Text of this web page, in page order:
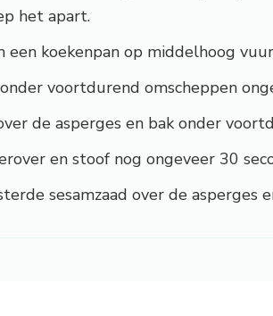
het apart.
een koekenpan op middelhoog
voortdurend omscheppen
de asperges en bak onder
en stoof nog ongeveer 30
sesamzaad over de asperges